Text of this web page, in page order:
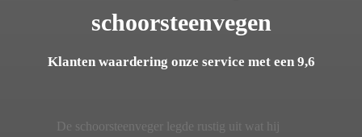
schoorsteenvegen
Klanten waardering onze service met een 9,6
De schoorsteenveger legde rustig uit wat hij